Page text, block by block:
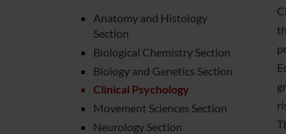
Anatomy and Histology
Section
Biological Chemistry Section
Biology and Genetics Section
Clinical Psychology
Movement Sciences Section
Neurology Section